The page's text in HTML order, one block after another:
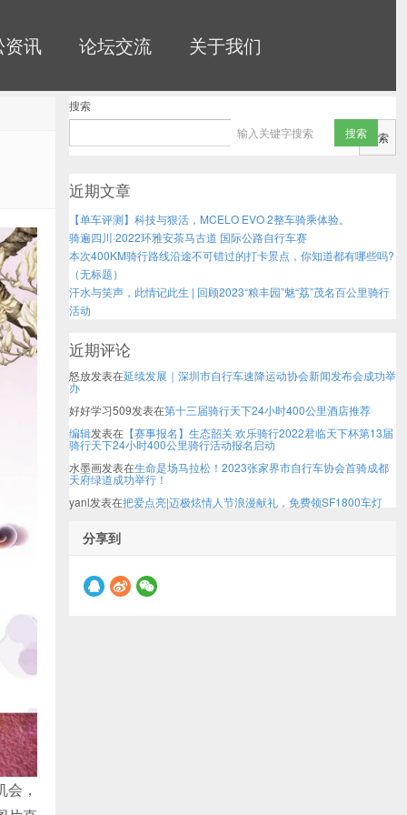
资讯 论坛交流 关于我们
，
搜索
搜索
近期文章
【单车评测】科技与狠活，MCELO EVO 2整车骑乘体验。
骑遍四川·2022环雅安茶马古道 国际公路自行车赛
本次400KM骑行路线沿途不可错过的打卡景点，你知道都有哪些吗?
（无标题）
汗水与笑声，此情记此生 | 回顾2023“粮丰园”魅“荔”茂名百公里骑行
活动
近期评论
怒放发表在延续发展｜深圳市自行车速降运动协会新闻发布会成功举
办
好好学习509发表在第十三届骑行天下24小时400公里酒店推荐
编辑发表在 【赛事报名】生态韶关·欢乐骑行2022君临天下杯第13届
骑行天下24小时400公里骑行活动报名启动
水墨画发表在生命是场马拉松！2023张家界市自行车协会首骑成都
天府绿道成功举行！
yanl发表在把爱点亮|迈极炫情人节浪漫献礼，免费领SF1800车灯
分享到